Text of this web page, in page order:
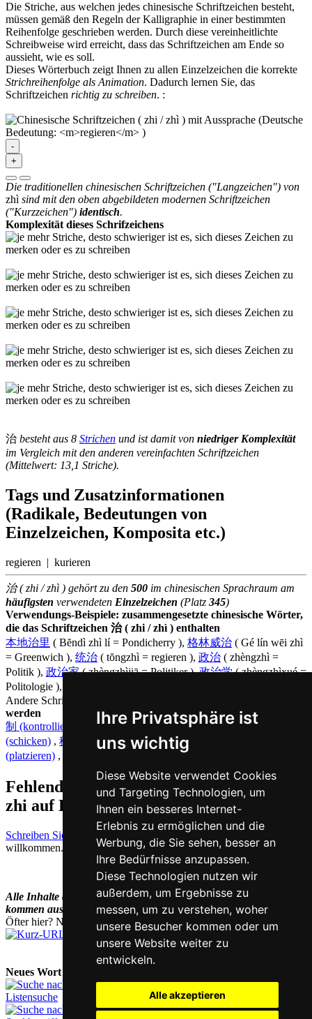
Ihre Privatsphäre ist
uns wichtig
Diese Website verwendet Cookies
und Targeting Technologien, um
Ihnen ein besseres Internet-
Erlebnis zu ermöglichen und die
Werbung, die Sie sehen, besser an
Ihre Bedürfnisse anzupassen.
Diese Technologien nutzen wir
außerdem, um Ergebnisse zu
messen, um zu verstehen, woher
unsere Besucher kommen oder um
unsere Website weiter zu
entwickeln.
Alle akzeptieren
Die Striche, aus welchen jedes chinesische Schriftzeichen besteht,
müssen gemäß den Regeln der Kalligraphie in einer bestimmten
Reihenfolge geschrieben werden. Durch diese vereinheitlichte
Schreibweise wird erreicht, dass das Schriftzeichen am Ende so
aussieht, wie es soll.
Dieses Wörterbuch zeigt Ihnen zu allen Einzelzeichen die korrekte
Strichreihenfolge als Animation. Dadurch lernen Sie, das
Schriftzeichen richtig zu schreiben. :
-
+
Die traditionellen chinesischen Schriftzeichen ("Langzeichen") von
zhì sind mit den oben abgebildeten modernen Schriftzeichen
("Kurzzeichen") identisch.
Komplexität dieses Schrifzeichens
治 besteht aus 8 Strichen und ist damit von niedriger Komplexität
im Vergleich mit den anderen vereinfachten Schriftzeichen
(Mittelwert: 13,1 Striche).
Tags und Zusatzinformationen
(Radikale, Bedeutungen von
Einzelzeichen, Komposita etc.)
regieren | kurieren
治 ( zhi / zhì ) gehört zu den 500 im chinesischen Sprachraum am
häufigsten verwendeten Einzelzeichen (Platz 345)
Verwendungs-Beispiele: zusammengesetzte chinesische Wörter,
die das Schriftzeichen 治 ( zhi / zhì ) enthalten
本地治里 ( Bĕndì zhì lí = Pondicherry ), 格林威治 ( Gé lín wēi zhì
= Greenwich ), 统治 ( tŏngzhì = regieren ), 政治 ( zhèngzhì =
Politik ), 政治家( zhèngzhìjiā = Politiker ), 政治学( zhèngzhìxué =
Politologie ),
Andere Schriftzeichen, die auf Chinesisch
werden
制 (kontrollieren)
至 (bis), 志 (Wille), 质 (Qualität), 致
(schicken) , 稚 (kindisch), 秩 (Ordnung),
(platzieren) , 智 (Intelligenz)
Fehlende oder falsche Übersetzung für
zhi auf Deutsch melden
Schreiben Sie uns!
Ihr Feedback und konstruktive Kritik sind stets
willkommen.
Alle Inhalte dieses Wörterbuchs (und künftig noch mehr)
kommen aus dem
Chinesisch-VokabeltrainerHan Trainer Pro.
Öfter hier? Nutzen Sie unsereKurz-URL chi.nesis.ch
Neues Wort nachschlagen:
Listensuche